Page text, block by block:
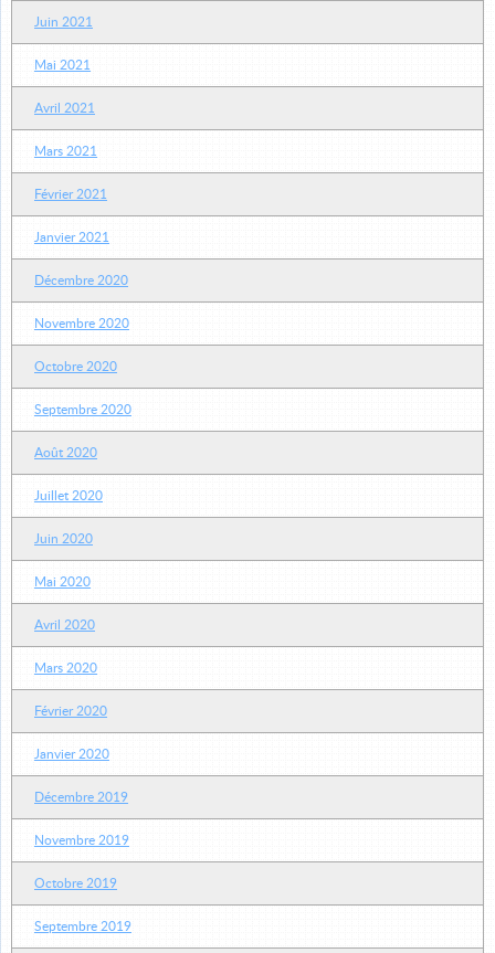
Juin 2021
Mai 2021
Avril 2021
Mars 2021
Février 2021
Janvier 2021
Décembre 2020
Novembre 2020
Octobre 2020
Septembre 2020
Août 2020
Juillet 2020
Juin 2020
Mai 2020
Avril 2020
Mars 2020
Février 2020
Janvier 2020
Décembre 2019
Novembre 2019
Octobre 2019
Septembre 2019